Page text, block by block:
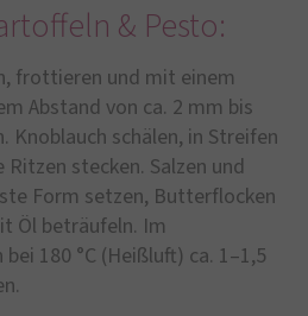
& Pesto:
frottieren und mit einem
Abstand von ca. 2 mm bis
Knoblauch schälen, in Streifen
stecken. Salzen und
Form setzen, Butterflocken
Öl beträufeln. Im
180 °C (Heißluft) ca. 1–1,5